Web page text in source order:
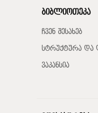
ბიბლიოთეკა
ჩვენ შესახებ
სტრუქტურა და
ვაკანსია